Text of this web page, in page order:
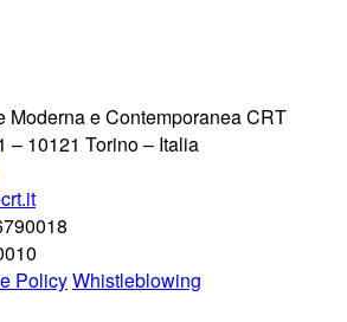
Moderna e Contemporanea CRT
– 10121 Torino – Italia
PolicyWhistleblowing